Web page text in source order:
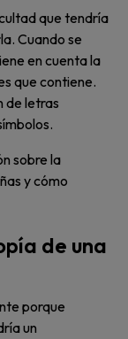
que tendría
Cuando se
en cuenta la
que contiene.
de letras
sobre la
y cómo
de una
porque
un